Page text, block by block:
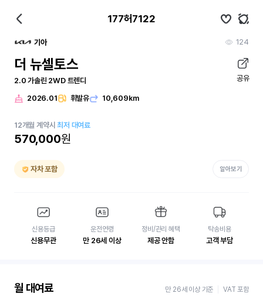
177허7122
기아 124
더 뉴셀토스
2.0 가솔린 2WD 트렌디 공유
2026.01 휘발유 10,609km
12개월 계약시최저 대여료
570,000원
자차 포함 알아보기
신용등급
신용무관
운전연령
만 26세 이상
정비/관리 혜택
제공 안함
탁송비용
고객 부담
월 대여료 만 26세 이상 기준 VAT 포함